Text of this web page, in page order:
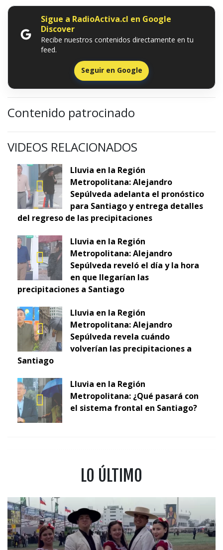
Sigue a RadioActiva.cl en Google
Discover
Recibe nuestros contenidos directamente en tu
feed.
Seguir en Google
Contenido patrocinado
VIDEOS RELACIONADOS
Lluvia en la Región
Metropolitana: Alejandro
Sepúlveda adelanta el pronóstico
para Santiago y entrega detalles
del regreso de las precipitaciones
Lluvia en la Región
Metropolitana: Alejandro
Sepúlveda reveló el día y la hora
en que llegarían las
precipitaciones a Santiago
Lluvia en la Región
Metropolitana: Alejandro
Sepúlveda revela cuándo
volverían las precipitaciones a
Santiago
Lluvia en la Región
Metropolitana: ¿Qué pasará con
el sistema frontal en Santiago?
LO ÚLTIMO